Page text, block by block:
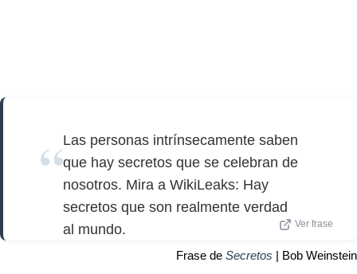
Las personas intrínsecamente saben
que hay secretos que se celebran de
nosotros. Mira a WikiLeaks: Hay
secretos que son realmente verdad
al mundo.
Ver frase
Frase de Secretos | Bob Weinstein